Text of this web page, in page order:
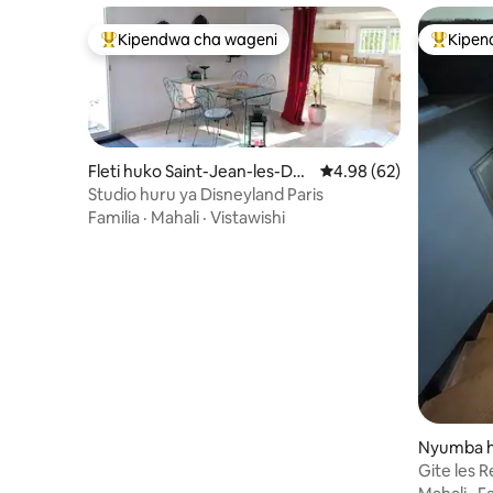
Kipendwa maarufu cha wageni
Kipendwa cha wageni
Fleti huko Saint-Jean-les-De
ux-Jumeaux
Ukadiriaji wa wastani
4.98 (62)
Studio huru ya Disneyland Paris
Familia · Mahali · Vistawishi
Nyumba
Gite les